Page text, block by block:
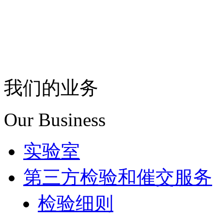
我们的业务
Our Business
实验室
第三方检验和催交服务
检验细则